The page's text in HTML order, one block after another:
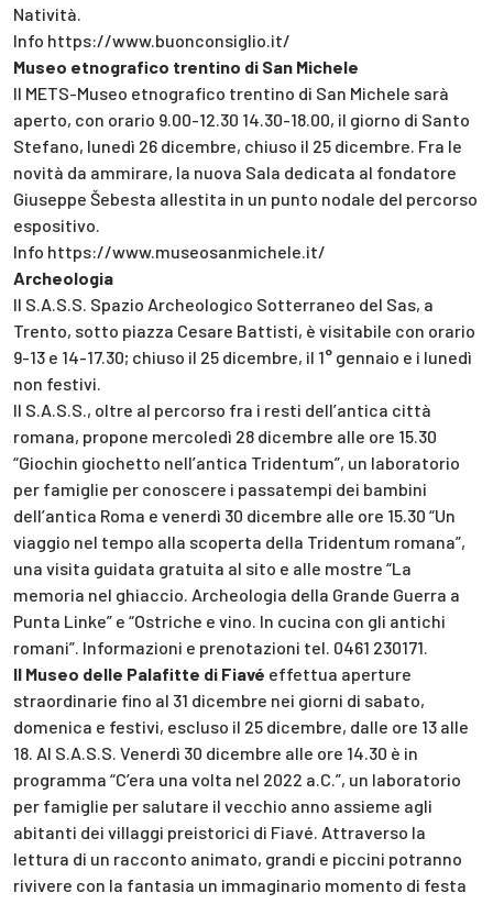
Natività.
Info https://www.buonconsiglio.it/
Museo etnografico trentino di San Michele
Il METS-Museo etnografico trentino di San Michele sarà
aperto, con orario 9.00-12.30 14.30-18.00, il giorno di Santo
Stefano, lunedì 26 dicembre, chiuso il 25 dicembre. Fra le
novità da ammirare, la nuova Sala dedicata al fondatore
Giuseppe Šebesta allestita in un punto nodale del percorso
espositivo.
Info https://www.museosanmichele.it/
Archeologia
Il S.A.S.S. Spazio Archeologico Sotterraneo del Sas, a
Trento, sotto piazza Cesare Battisti, è visitabile con orario
9-13 e 14-17.30; chiuso il 25 dicembre, il 1° gennaio e i lunedì
non festivi.
Il S.A.S.S., oltre al percorso fra i resti dell’antica città
romana, propone mercoledì 28 dicembre alle ore 15.30
“Giochin giochetto nell’antica Tridentum”, un laboratorio
per famiglie per conoscere i passatempi dei bambini
dell’antica Roma e venerdì 30 dicembre alle ore 15.30 “Un
viaggio nel tempo alla scoperta della Tridentum romana”,
una visita guidata gratuita al sito e alle mostre “La
memoria nel ghiaccio. Archeologia della Grande Guerra a
Punta Linke” e “Ostriche e vino. In cucina con gli antichi
romani”. Informazioni e prenotazioni tel. 0461 230171.
Il Museo delle Palafitte di Fiavé effettua aperture
straordinarie fino al 31 dicembre nei giorni di sabato,
domenica e festivi, escluso il 25 dicembre, dalle ore 13 alle
18. Al S.A.S.S. Venerdì 30 dicembre alle ore 14.30 è in
programma “C’era una volta nel 2022 a.C.”, un laboratorio
per famiglie per salutare il vecchio anno assieme agli
abitanti dei villaggi preistorici di Fiavé. Attraverso la
lettura di un racconto animato, grandi e piccini potranno
rivivere con la fantasia un immaginario momento di festa